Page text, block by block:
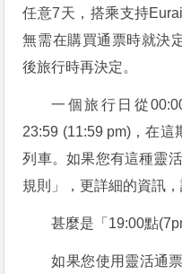
任意7天，搭乘支持
無需在購買通票時就決
後旅行時再決定。
一個旅行日從
23:59 (11:59 pm)，在
列車。如果您有這種靈
規則」，更詳細的資訊，
甚麼是「19:00點
如果您使用靈活通